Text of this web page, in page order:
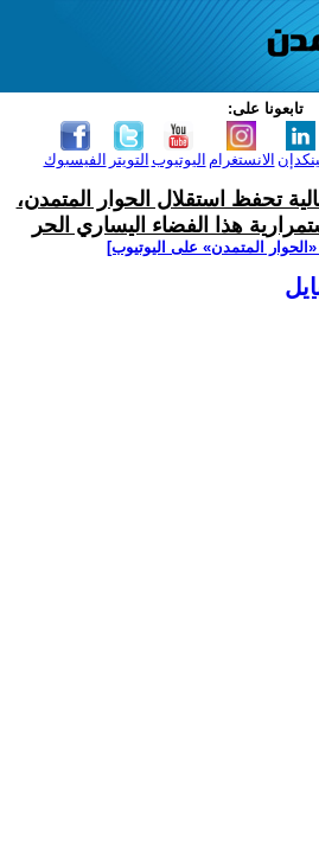
تابعونا على:
الفيسبوك التويتر اليوتيوب الانستغرام
تحفظ استقلال الحوار المتمدن،
هذا الفضاء اليساري الحر
المتمدن» على اليوتيوب]